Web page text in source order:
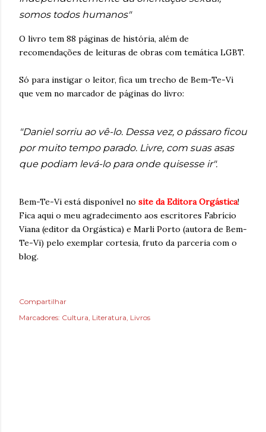
somos todos humanos"
O livro tem 88 páginas de história, além de
recomendações de leituras de obras com temática LGBT.
Só para instigar o leitor, fica um trecho de Bem-Te-Vi
que vem no marcador de páginas do livro:
"Daniel sorriu ao vê-lo. Dessa vez, o pássaro ficou
por muito tempo parado. Livre, com suas asas
que podiam levá-lo para onde quisesse ir".
Bem-Te-Vi está disponível no site da Editora Orgástica!
Fica aqui o meu agradecimento aos escritores Fabrício
Viana (editor da Orgástica) e Marli Porto (autora de Bem-
Te-Vi) pelo exemplar cortesia, fruto da parceria com o
blog.
Compartilhar
Marcadores: Cultura Literatura Livros